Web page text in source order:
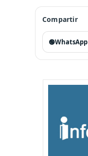
Compartir
🟢WhatsApp